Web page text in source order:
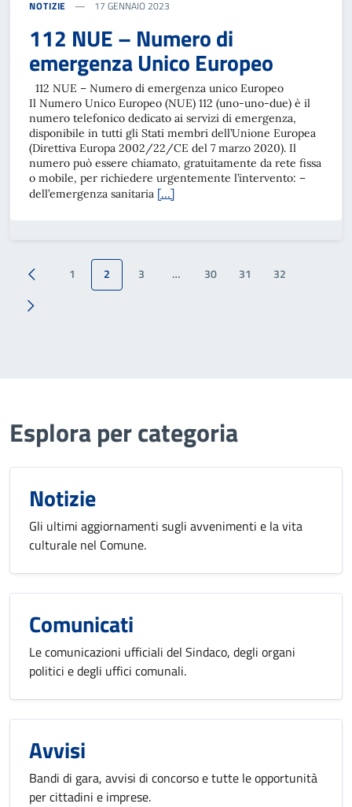
NOTIZIE 17 GENNAIO 2023
112 NUE – Numero di
emergenza Unico Europeo
112 NUE – Numero di emergenza unico Europeo
Il Numero Unico Europeo (NUE) 112 (uno-uno-due) è il
numero telefonico dedicato ai servizi di emergenza,
disponibile in tutti gli Stati membri dell’Unione Europea
(Direttiva Europa 2002/22/CE del 7 marzo 2020). Il
numero può essere chiamato, gratuitamente da rete fissa
o mobile, per richiedere urgentemente l’intervento: –
dell’emergenza sanitaria […]
1 2 3 … 30 31 32
Esplora per categoria
Notizie
Gli ultimi aggiornamenti sugli avvenimenti e la vita
culturale nel Comune.
Comunicati
Le comunicazioni ufficiali del Sindaco, degli organi
politici e degli uffici comunali.
Avvisi
Bandi di gara, avvisi di concorso e tutte le opportunità
per cittadini e imprese.